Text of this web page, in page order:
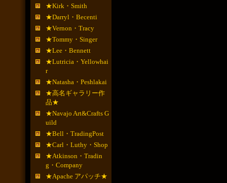
★Kirk・Smith
★Darryl・Becenti
★Vernon・Tracy
★Tommy・Singer
★Lee・Bennett
★Lutricia・Yellowhai
r
★Natasha・Peshlakai
★高名ギャラリー作
品★
★Navajo Art&Crafts G
uild
★Bell・TradingPost
★Carl・Luthy・Shop
★Atkinson・Tradin
g・Company
★Apache アパッチ★